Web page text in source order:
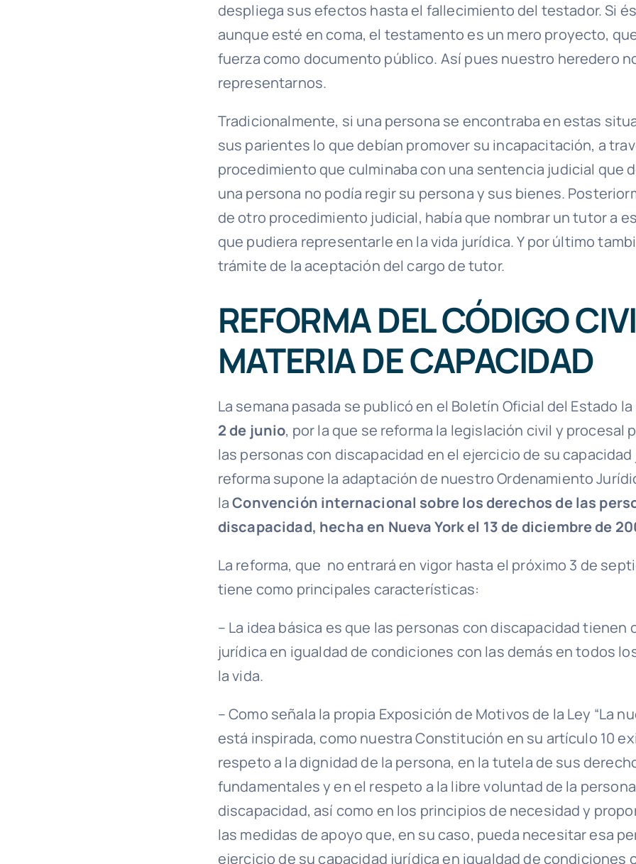
despliega sus efectos hasta el fallecimiento del testador. Si
aunque esté en coma, el testamento es un mero proyecto,
fuerza como documento público. Así pues nuestro heredero
representarnos.
Tradicionalmente, si una persona se encontraba en estas
sus parientes lo que debían promover su incapacitación, a
procedimiento que culminaba con una sentencia judicial que
una persona no podía regir su persona y sus bienes.
de otro procedimiento judicial, había que nombrar un tutor a
que pudiera representarle en la vida jurídica. Y por último
trámite de la aceptación del cargo de tutor.
REFORMA DEL CÓDIGO
MATERIA DE CAPACIDAD
La semana pasada se publicó en el Boletín Oficial del Estado la
2 de junio, por la que se reforma la legislación civil y procesal
las personas con discapacidad en el ejercicio de su
reforma supone la adaptación de nuestro Ordenamiento
laConvención internacional sobre los derechos de las
discapacidad, hecha en Nueva York el 13 de diciembre de
La reforma, que no entrará en vigor hasta el próximo 3 de
tiene como principales características:
– La idea básica es que las personas con discapacidad tienen
jurídica en igualdad de condiciones con las demás en todos
la vida.
– Como señala la propia Exposición de Motivos de la Ley “La
está inspirada, como nuestra Constitución en su artículo 10
respeto a la dignidad de la persona, en la tutela de sus
fundamentales y en el respeto a la libre voluntad de la
discapacidad, así como en los principios de necesidad y
las medidas de apoyo que, en su caso, pueda necesitar esa
ejercicio de su capacidad jurídica en igualdad de condiciones